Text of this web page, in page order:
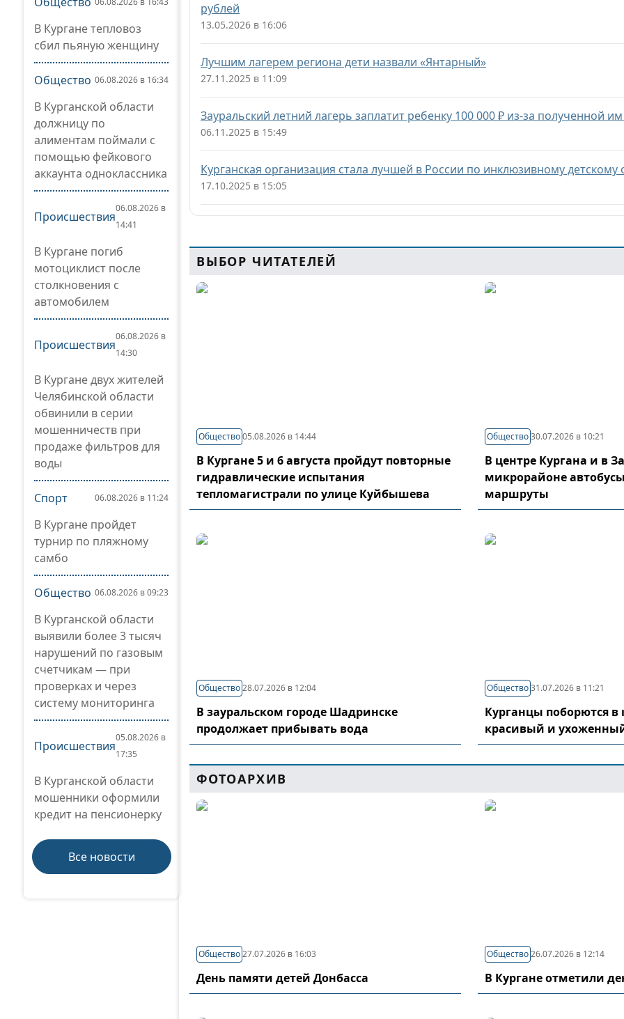
В Кургане тепловоз
сбил пьяную женщину
Общество 06.08.2026 в 16:34
В Курганской области
должницу по
алиментам поймали с
помощью фейкового
аккаунта одноклассника
Происшествия
06.08.2026 в
14:41
В Кургане погиб
мотоциклист после
столкновения с
автомобилем
Происшествия
06.08.2026 в
14:30
В Кургане двух жителей
Челябинской области
обвинили в серии
мошенничеств при
продаже фильтров для
воды
Спорт 06.08.2026 в 11:24
В Кургане пройдет
турнир по пляжному
самбо
Общество 06.08.2026 в 09:23
В Курганской области
выявили более 3 тысяч
нарушений по газовым
счетчикам — при
проверках и через
систему мониторинга
Происшествия
05.08.2026 в
17:35
В Курганской области
мошенники оформили
кредит на пенсионерку
Все новости
рублей
13.05.2026 в 16:06
Лучшим лагерем региона дети назвали «Янтарный»
27.11.2025 в 11:09
Зауральский летний лагерь заплатит ребенку 100 000 ₽ из-за полученной
06.11.2025 в 15:49
Курганская организация стала лучшей в России по инклюзивному детскому
17.10.2025 в 15:05
ВЫБОР ЧИТАТЕЛЕЙ
Общество05.08.2026 в 14:44
В Кургане 5 и 6 августа пройдут повторные
гидравлические испытания
тепломагистрали по улице Куйбышева
Общество 30.07.2026 в 10:21
В центре Кургана и в
микрорайоне
маршруты
Общество28.07.2026 в 12:04
В зауральском городе Шадринске
продолжает прибывать вода
Общество 31.07.2026 в 11:21
Курганцы поборются
красивый и
ФОТОАРХИВ
Общество27.07.2026 в 16:03
День памяти детей Донбасса
Общество 26.07.2026 в 12:14
В Кургане отметили